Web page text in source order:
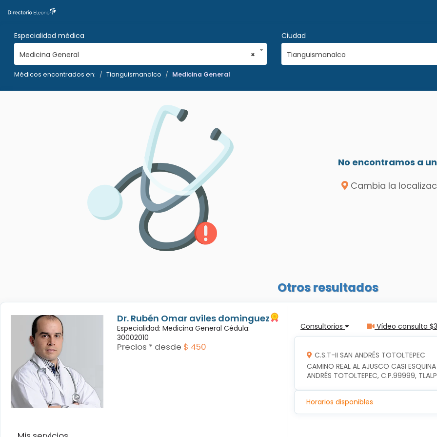
Especialidad médica
×
Medicina General
Ciudad
Tianguismanalco
Médicos encontrados en: Tianguismanalco Medicina General
No encontramos a
Cambia la
Otros resultados
Dr. Rubén Omar aviles dominguez
Especialidad: Medicina General Cédula:
30002010
Precios * desde $ 450
Consultorios Vídeo consulta
C.S.T-II SAN ANDRÉS TOTOLTEPEC
CAMINO REAL AL AJUSCO CASI
ANDRÉS TOTOLTEPEC, C.P.99999,
Horarios disponibles